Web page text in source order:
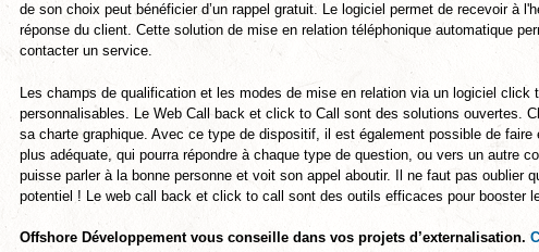
de son choix peut bénéficier d’un rappel gratuit. Le logiciel permet de recevoir à
réponse du client. Cette solution de mise en relation téléphonique automatique
contacter un service.
Les champs de qualification et les modes de mise en relation via un logiciel
personnalisables. Le Web Call back et click to Call sont des solutions ouvertes.
sa charte graphique. Avec ce type de dispositif, il est également possible de
plus adéquate, qui pourra répondre à chaque type de question, ou vers un autre
puisse parler à la bonne personne et voit son appel aboutir. Il ne faut pas oublier
potentiel ! Le web call back et click to call sont des outils efficaces pour booster
Offshore Développement vous conseille dans vos projets d’externalisation.